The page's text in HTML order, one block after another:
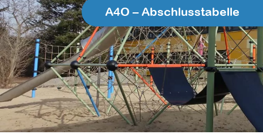
A4O – Abschlusstabelle